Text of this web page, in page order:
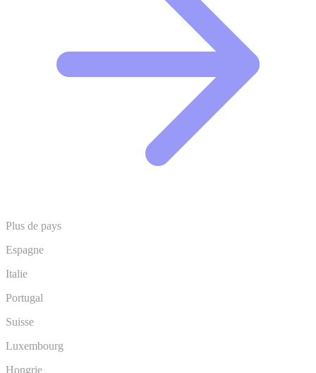
Plus de pays
Espagne
Italie
Portugal
Suisse
Luxembourg
Hongrie